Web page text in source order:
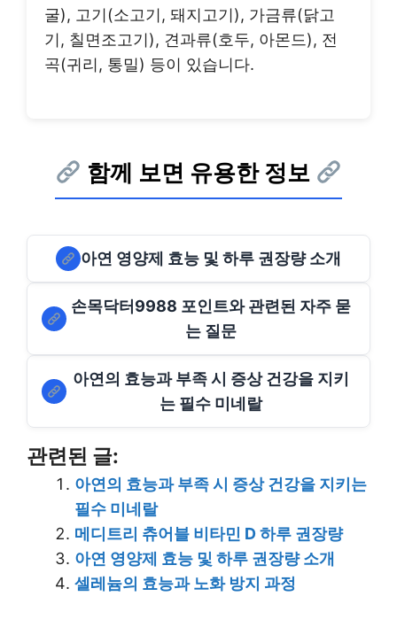
굴), 고기(소고기, 돼지고기), 가금류(닭고
기, 칠면조고기), 견과류(호두, 아몬드), 전
곡(귀리, 통밀) 등이 있습니다.
함께 보면 유용한 정보
아연 영양제 효능 및 하루 권장량 소개
손목닥터9988 포인트와 관련된 자주 묻
는 질문
아연의 효능과 부족 시 증상 건강을 지키
는 필수 미네랄
관련된 글:
아연의 효능과 부족 시 증상 건강을 지키는
필수 미네랄
메디트리 츄어블 비타민 D 하루 권장량
아연 영양제 효능 및 하루 권장량 소개
셀레늄의 효능과 노화 방지 과정